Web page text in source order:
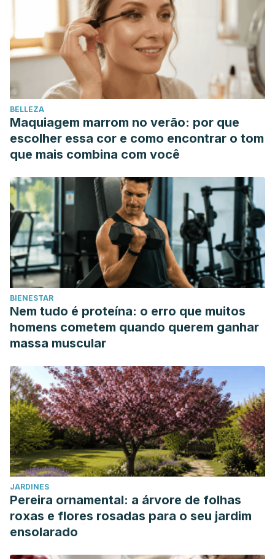
BELLEZA
Maquiagem marrom no verão: por que
escolher essa cor e como encontrar o tom
que mais combina com você
BIENESTAR
Nem tudo é proteína: o erro que muitos
homens cometem quando querem ganhar
massa muscular
JARDINES
Pereira ornamental: a árvore de folhas
roxas e flores rosadas para o seu jardim
ensolarado